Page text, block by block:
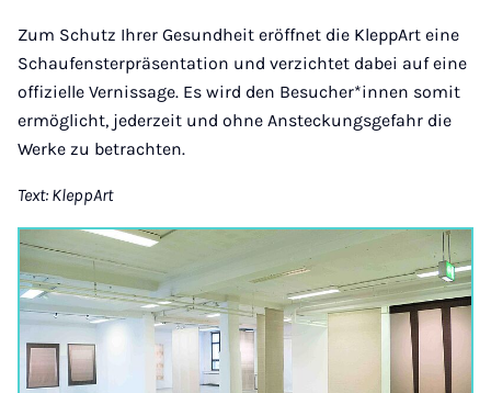
Zum Schutz Ihrer Gesundheit eröffnet die KleppArt eine
Schaufensterpräsentation und verzichtet dabei auf eine
offizielle Vernissage. Es wird den Besucher*innen somit
ermöglicht, jederzeit und ohne Ansteckungsgefahr die
Werke zu betrachten.
Text: KleppArt